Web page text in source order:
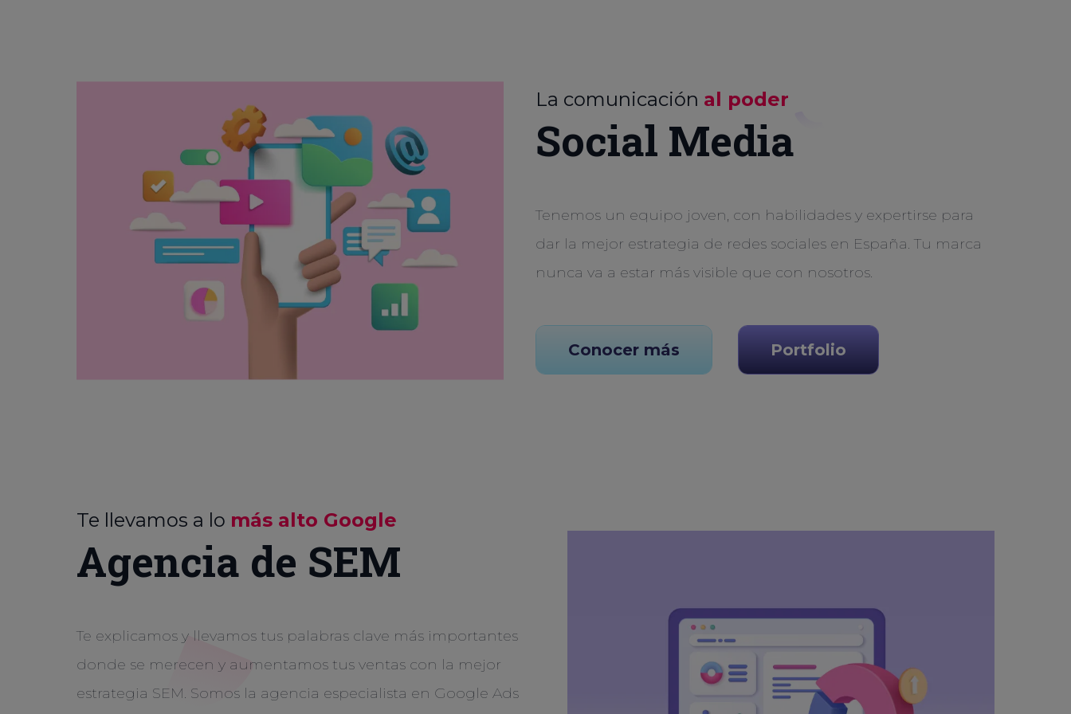
La comunicación al poder
Social Media
Tenemos un equipo joven, con habilidades y expertirse para
dar la mejor estrategia de redes sociales en España. Tu marca
nunca va a estar más visible que con nosotros.
Conocer más Portfolio
Te llevamos a lo más alto Google
Agencia de SEM
Te explicamos y llevamos tus palabras clave más importantes
donde se merecen y aumentamos tus ventas con la mejor
estrategia SEM. Somos la agencia especialista en Google Ads